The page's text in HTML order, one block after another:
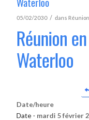
05/02/2030 / dans
Réunion
Waterloo
Date/heure
Date - mardi 5 février